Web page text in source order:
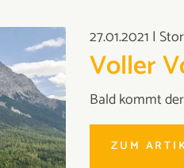
27.01.2021 |
Voller
Bald kommt
ZUM